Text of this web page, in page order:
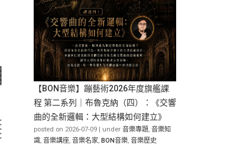
【BON音樂】蹦藝術2026年度旗艦課
程 第二系列｜布魯克納（四）：《交響
曲的全新邏輯：大型結構如何建立》
posted on 2026-07-09 | under 音樂專題, 音樂知
識, 音樂講座, 音樂名家, BON音樂, 音樂歷史